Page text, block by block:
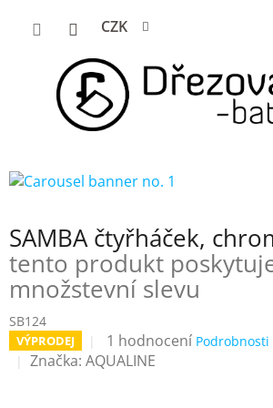
CZK
SAMBA čtyřháček,
tento produkt
množstevní slevu
SB124
VÝPRODEJ
Průměrné
hodnocení
1 hodnocení
Značka: AQUALINE